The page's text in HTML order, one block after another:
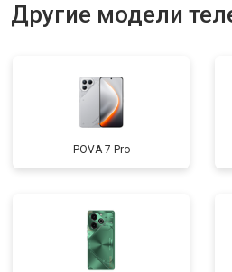
Другие модели
POVA 7 Pro